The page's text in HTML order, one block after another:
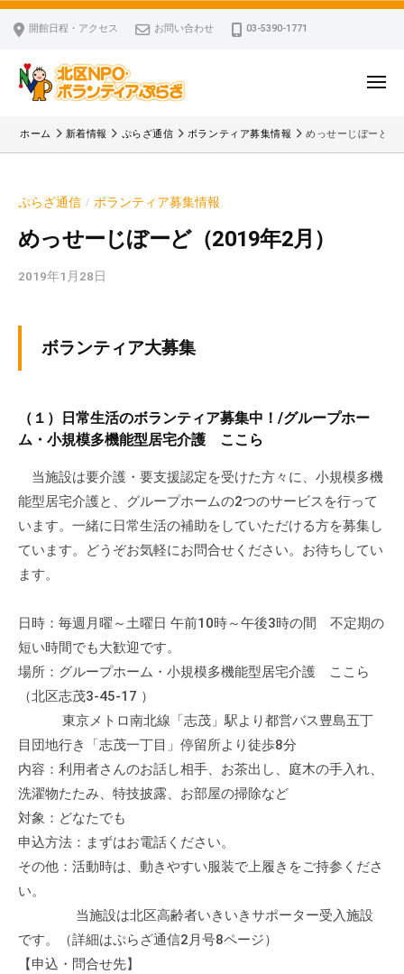
コ
ス
開館日程・アクセス お問い合わせ 03-5390-1771
区
P
・
ボ
ン
ィ
ぷ
ら
ざ
北
P
O
ボ
ぷ
ら
は
、
N
P
・
ン
テ
ア
活
動
の
支
援
や
メ
ー
ホーム 新着情報 ぷらざ通信 ボランティア募集情報 めっせーじぼーど（
ぷらざ通信 / ボランティア募集情報
めっせーじぼーど（2019年2月）
2019年1月28日
v
d
m
i
ボランティア大募集
（１）日常生活のボランティア募集中！/グループホー
ム・小規模多機能型居宅介護 ここら
当施設は要介護・要支援認定を受けた方々に、小規模多機
能型居宅介護と、グループホームの2つのサービスを行って
います。一緒に日常生活の補助をしていただける方を募集し
ています。どうぞお気軽にお問合せください。お待ちしてい
ます。
日時：毎週月曜～土曜日 午前10時～午後3時の間 不定期の
短い時間でも大歓迎です。
場所：グループホーム・小規模多機能型居宅介護 ここら
（北区志茂3-45-17 ）
東京メトロ南北線「志茂」駅より都営バス豊島五丁
目団地行き「志茂一丁目」停留所より徒歩8分
内容：利用者さんのお話し相手、お茶出し、庭木の手入れ、
洗濯物たたみ、特技披露、お部屋の掃除など
対象：どなたでも
申込方法：まずはお電話ください。
その他：活動時は、動きやすい服装で上履きをご持参くださ
い。
当施設は北区高齢者いきいきサポーター受入施設
です。（詳細はぷらざ通信2月号8ページ）
【申込・問合せ先】
区
N
O
・
ラ
ィ
ア
ぷ
ら
ー